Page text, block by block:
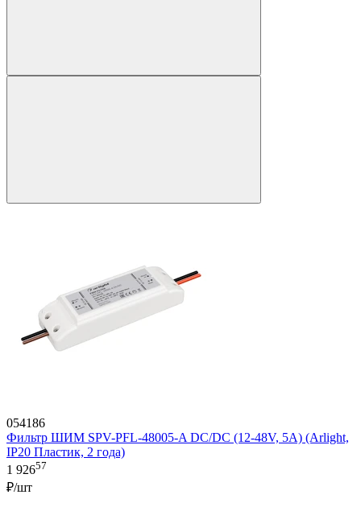
054186
Фильтр ШИМ SPV-PFL-48005-A DC/DC (12-48V, 5A) (Arlight,
IP20 Пластик, 2 года)
1 92657
₽/шт